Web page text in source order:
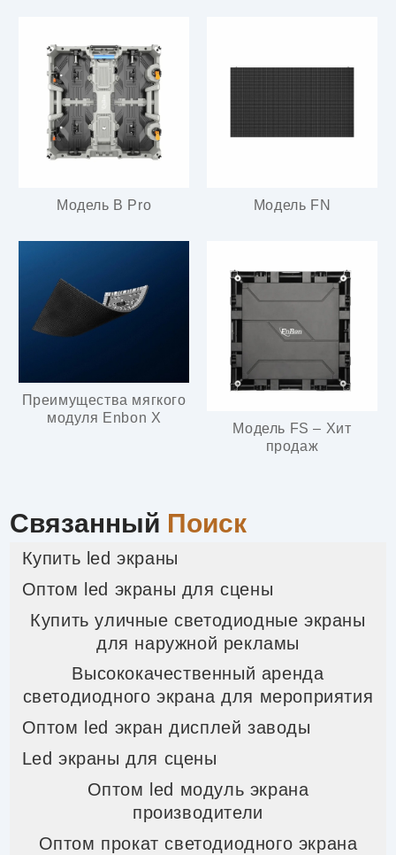
Модель B Pro Модель FN
Преимущества мягкого
модуля Enbon X
Модель FS – Хит
продаж
Связанный Поиск
Купить led экраны
Оптом led экраны для сцены
Купить уличные светодиодные экраны
для наружной рекламы
Высококачественный аренда
светодиодного экрана для мероприятия
Оптом led экран дисплей заводы
Led экраны для сцены
Оптом led модуль экрана
производители
Оптом прокат светодиодного экрана